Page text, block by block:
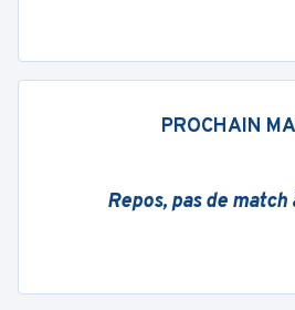
PROCHAIN
Repos, pas de